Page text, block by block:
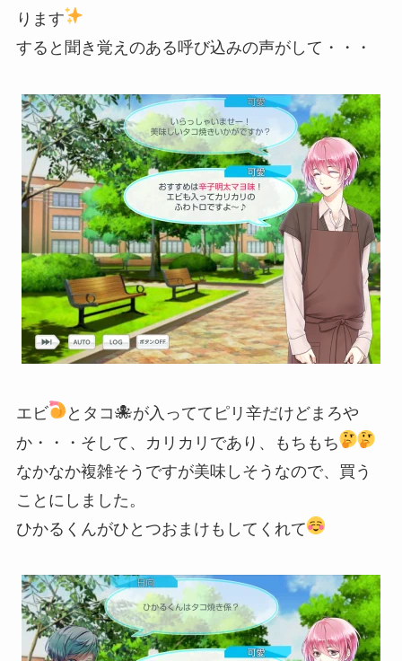
ります
すると聞き覚えのある呼び込みの声がして・・・
エビ とタコ🐙が入っててピリ辛だけどまろや
か・・・そして、カリカリであり、もちもち
なかなか複雑そうですが美味しそうなので、買う
ことにしました。
ひかるくんがひとつおまけもしてくれて